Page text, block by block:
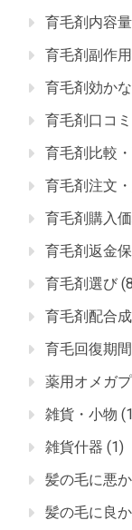
育毛剤内容量
育毛剤副作用
育毛剤効か
育毛剤口コ
育毛剤比較
育毛剤注文
育毛剤購入
育毛剤返金
育毛剤選び
育毛剤配合
育毛回復期間
薬用オメガ
雑貨・小物
雑貨什器 (1)
髪の毛に悪
髪の毛に良